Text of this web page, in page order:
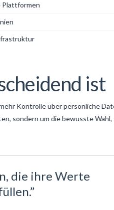
Plattformen
ist
Kontrolle über persönliche
sondern um die bewusste Wahl,
die ihre Werte